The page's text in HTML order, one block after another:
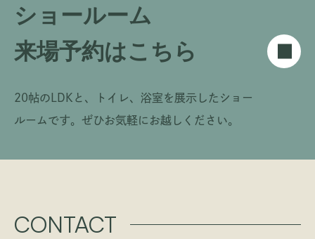
ショールーム
来場予約はこちら
20帖のLDKと、トイレ、浴室を展示したショー
ルームです。 ぜひお気軽にお越しください。
CONTACT